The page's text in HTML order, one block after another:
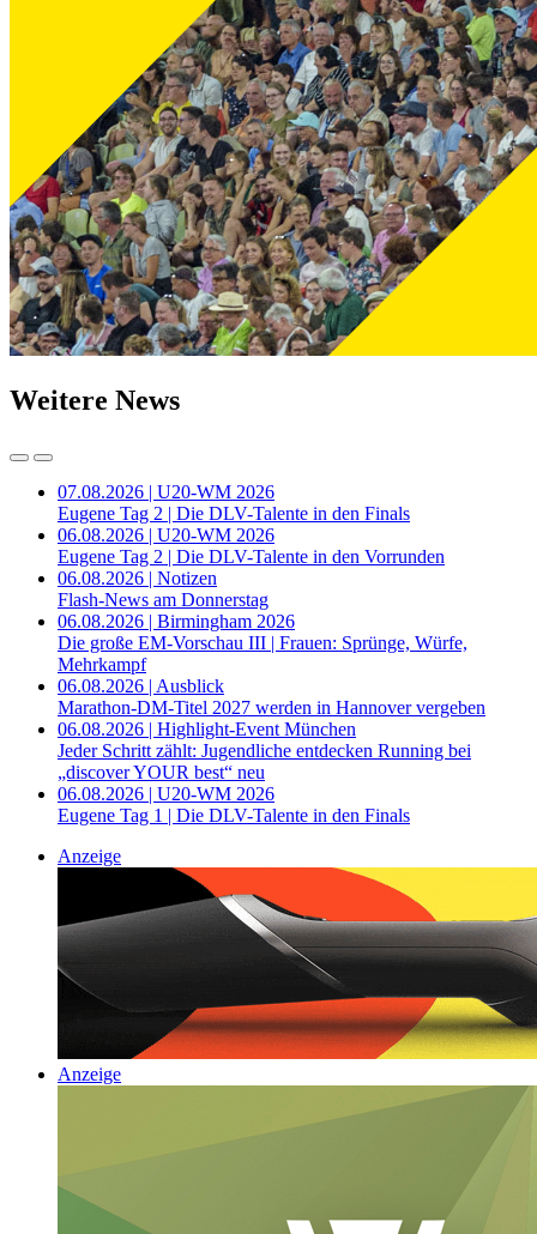
Weitere News
07.08.2026 | U20-WM 2026
Eugene Tag 2 | Die DLV-Talente in den Finals
06.08.2026 | U20-WM 2026
Eugene Tag 2 | Die DLV-Talente in den Vorrunden
06.08.2026 | Notizen
Flash-News am Donnerstag
06.08.2026 | Birmingham 2026
Die große EM-Vorschau III | Frauen: Sprünge, Würfe,
Mehrkampf
06.08.2026 | Ausblick
Marathon-DM-Titel 2027 werden in Hannover vergeben
06.08.2026 | Highlight-Event München
Jeder Schritt zählt: Jugendliche entdecken Running bei
„discover YOUR best“ neu
06.08.2026 | U20-WM 2026
Eugene Tag 1 | Die DLV-Talente in den Finals
Anzeige
Anzeige